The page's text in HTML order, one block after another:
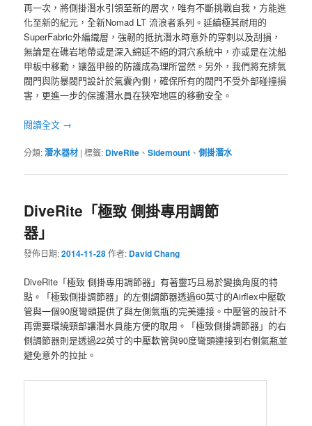
再一次，將側掛潛水引領至新的層次，唯有不斷挑戰自我，方能進
化至新的紀元，全新Nomad LT 流浪者系列。延續極其耐用的
SuperFabric外編織層，強韌的抵抗潛水時意外的穿刺以及刮損，
無論是在礁岩地帶或是深入綿延不絕的洞穴系統中，亦或是在沈船
甲板中移動，讓盔甲般的防護成為理所當然。另外，我們將充排氣
閥門與防暴閥門設計於氣囊內側，確保所有的閥門不受外部碰撞損
害，更進一步的保護潛水員在狹窄地區的移動安全。
閱讀全文 →
分類:潛水器材 |標籤: DiveRite 、Sidemount 、側掛潛水
DiveRite「極致 側掛專用調節
器」
發佈日期:2014-11-28作者: David Chang
DiveRite「極致 側掛專用調節器」有著靈巧且易於變換角度的特
點。「極致側掛調節器」的左側調節器透過60英寸的Airflex中壓軟
管與一個90度彎頭提供了與左側氣瓶的完美連接。中壓管的設計不
再需要環繞頸部讓潛水員能方便的取用。「極致側掛調節器」的右
側調節器則是透過22英寸的中壓軟管與90度彎頭連接到右側氣瓶並
避免意外的拉扯。